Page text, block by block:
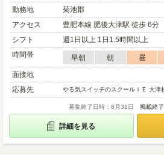
勤務地
菊池郡
アクセス
豊肥本線 肥後大津駅 徒歩 6分
シフト
週1日以上 1日1.5時間以上
時間帯
早朝 朝 昼
面接地
応募先
やる気スイッチのスクールＩＥ 大津
募集終了日時：8月31日 掲載終
詳細を見る